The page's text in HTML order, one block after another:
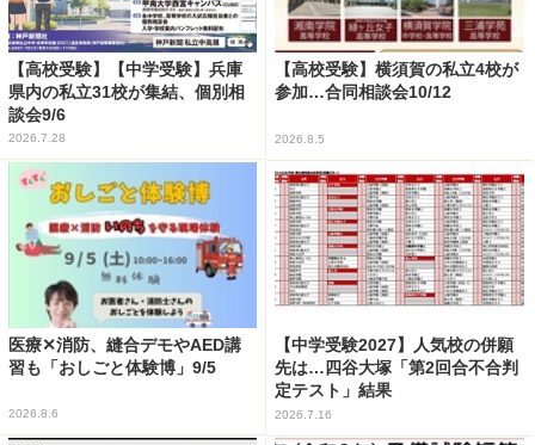
【高校受験】【中学受験】兵庫
県内の私立31校が集結、個別相
談会9/6
2026.7.28
【高校受験】横須賀の私立4校が
参加…合同相談会10/12
2026.8.5
医療✕消防、縫合デモやAED講
習も「おしごと体験博」9/5
2026.8.6
【中学受験2027】人気校の併願
先は…四谷大塚「第2回合不合判
定テスト」結果
2026.7.16